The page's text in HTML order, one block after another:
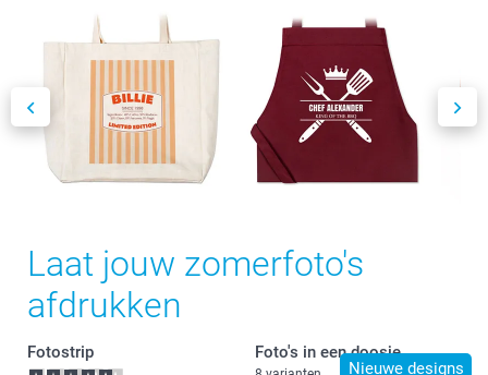
Laat jouw zomerfoto's
afdrukken
Fotostrip
Nieuwe designs
Foto's in een doosje